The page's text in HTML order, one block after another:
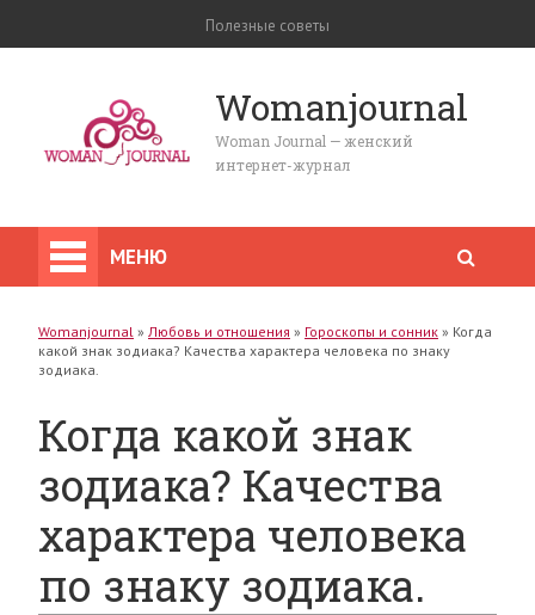
Полезные советы
Womanjournal
Woman Journal — женский
интернет-журнал
МЕНЮ
Womanjournal » Любовь и отношения » Гороскопы и сонник » Когда
какой знак зодиака? Качества характера человека по знаку
зодиака.
Когда какой знак
зодиака? Качества
характера человека
по знаку зодиака.